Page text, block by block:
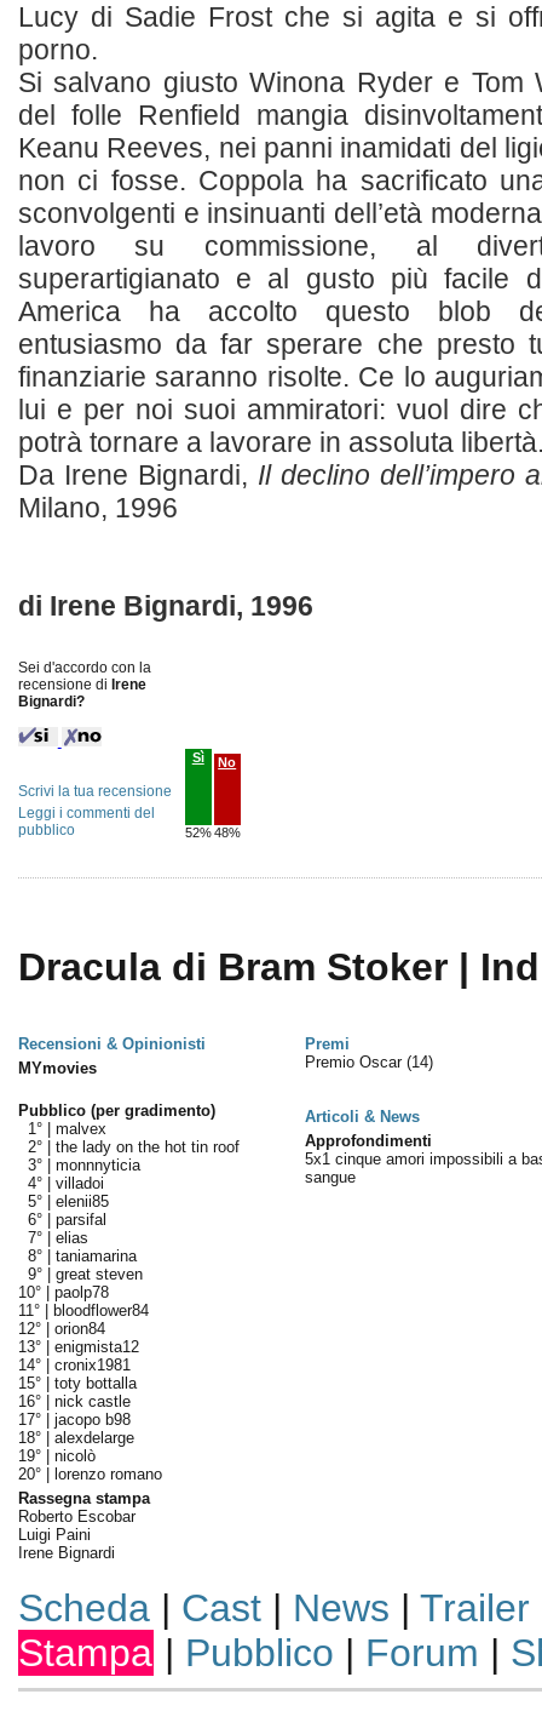
Lucy di Sadie Frost che si agita e si
porno.
Si salvano giusto Winona Ryder e Tom
del folle Renfield mangia
Keanu Reeves, nei panni inamidati del
non ci fosse. Coppola ha sacrificato
sconvolgenti e insinuanti dell’età
lavoro su commissione, al
superartigianato e al gusto più facile
America ha accolto questo blob
entusiasmo da far sperare che presto
finanziarie saranno risolte. Ce lo
lui e per noi suoi ammiratori: vuol dire
potrà tornare a lavorare in assoluta
Da Irene Bignardi, Il declino dell’impero
Milano, 1996
di Irene Bignardi, 1996
Sei d'accordo con la
recensione di Irene
Bignardi?
Sì
52%
No
48%
Scrivi la tua recensione
Leggi i commenti del
pubblico
Dracula di Bram Stoker |
Recensioni & Opinionisti
Premi
MYmovies
Pubblico (per gradimento)
1° | malvex
2° | the lady on the hot tin roof
3° | monnnyticia
4° | villadoi
5° | elenii85
6° | parsifal
7° | elias
8° | taniamarina
9° | great steven
10° | paolp78
11° |
bloodflower84
12° | orion84
13° | enigmista12
14° | cronix1981
15° | toty bottalla
16° | nick castle
17° | jacopo b98
18° | alexdelarge
19° | nicolò
20° |
lorenzo romano
Rassegna stampa
Roberto Escobar
Luigi Paini
Irene Bignardi
Premio Oscar (14)
Articoli & News
Approfondimenti
5x1 cinque amori impossibili a
sangue
Scheda| Cast| News | Trailer
Stampa | Pubblico | Forum |